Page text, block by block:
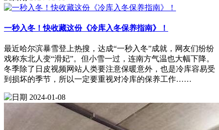
一秒入冬！快收藏这份《冷库入冬保养指南》！
最近哈尔滨暴雪登上热搜，达成“一秒入冬”成就，网友们纷纷
戏称东北人变“滑妃”。但小雪一过，连南方气温也大幅下降。
冬季除了日皮视频网站人类要注意保暖意外，也是冷库容易受
到损坏的季节，所以一定要重视对冷库的保养工作……
2024-01-08